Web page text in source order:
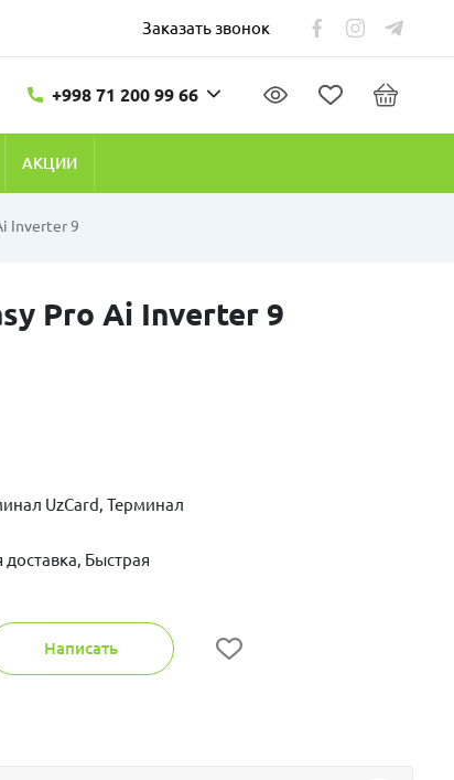
Заказать звонок
+998 71 200 99 66
АКЦИИ
Inverter 9
Pro Ai Inverter 9
UzCard, Терминал
доставка, Быстрая
Написать